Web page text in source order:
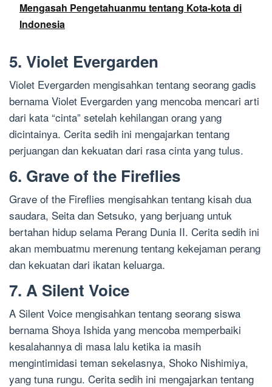
Mengasah Pengetahuanmu tentang Kota-kota di
Indonesia
5. Violet Evergarden
Violet Evergarden mengisahkan tentang seorang gadis
bernama Violet Evergarden yang mencoba mencari arti
dari kata “cinta” setelah kehilangan orang yang
dicintainya. Cerita sedih ini mengajarkan tentang
perjuangan dan kekuatan dari rasa cinta yang tulus.
6. Grave of the Fireflies
Grave of the Fireflies mengisahkan tentang kisah dua
saudara, Seita dan Setsuko, yang berjuang untuk
bertahan hidup selama Perang Dunia II. Cerita sedih ini
akan membuatmu merenung tentang kekejaman perang
dan kekuatan dari ikatan keluarga.
7. A Silent Voice
A Silent Voice mengisahkan tentang seorang siswa
bernama Shoya Ishida yang mencoba memperbaiki
kesalahannya di masa lalu ketika ia masih
mengintimidasi teman sekelasnya, Shoko Nishimiya,
yang tuna rungu. Cerita sedih ini mengajarkan tentang